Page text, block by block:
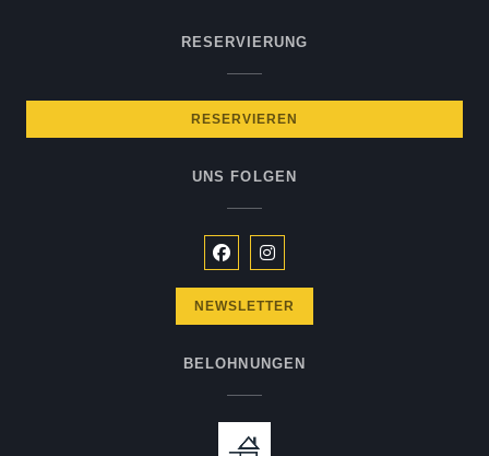
RESERVIERUNG
RESERVIEREN
UNS FOLGEN
Facebook ((öffnet ein neues
Instagram ((öffnet ein neues
NEWSLETTER
BELOHNUNGEN